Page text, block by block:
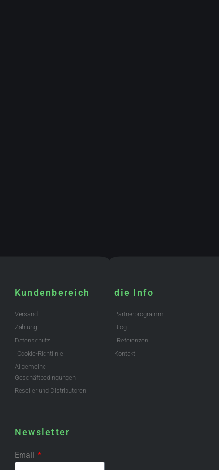
Kundenbereich
Versand
Zahlung
Datenschutz
Cookie-Richtlinie
Allgemeine
Geschäftbedingungen
Reseller und Distributoren
die Info
Partnerprogramm
Blog
Referenzen
Kontakt
Newsletter
Email